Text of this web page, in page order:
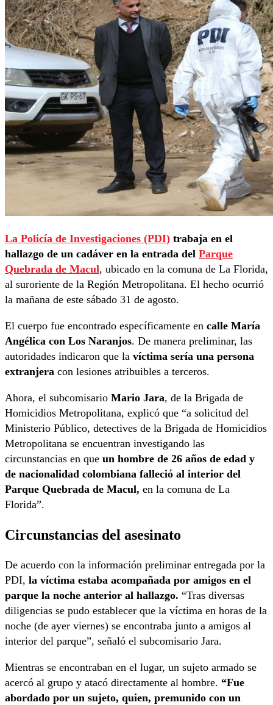
La Policía de Investigaciones (PDI) trabaja en el
hallazgo de un cadáver en la entrada del Parque
Quebrada de Macul, ubicado en la comuna de La Florida,
al suroriente de la Región Metropolitana. El hecho ocurrió
la mañana de este sábado 31 de agosto.
El cuerpo fue encontrado específicamente en calle María
Angélica con Los Naranjos. De manera preliminar, las
autoridades indicaron que la víctima sería una persona
extranjera con lesiones atribuibles a terceros.
Ahora, el subcomisario Mario Jara, de la Brigada de
Homicidios Metropolitana, explicó que “a solicitud del
Ministerio Público, detectives de la Brigada de Homicidios
Metropolitana se encuentran investigando las
circunstancias en que un hombre de 26 años de edad y
de nacionalidad colombiana falleció al interior del
Parque Quebrada de Macul, en la comuna de La
Florida”.
Circunstancias del asesinato
De acuerdo con la información preliminar entregada por la
PDI, la víctima estaba acompañada por amigos en el
parque la noche anterior al hallazgo. “Tras diversas
diligencias se pudo establecer que la víctima en horas de la
noche (de ayer viernes) se encontraba junto a amigos al
interior del parque”, señaló el subcomisario Jara.
Mientras se encontraban en el lugar, un sujeto armado se
acercó al grupo y atacó directamente al hombre. “Fue
abordado por un sujeto, quien, premunido con un